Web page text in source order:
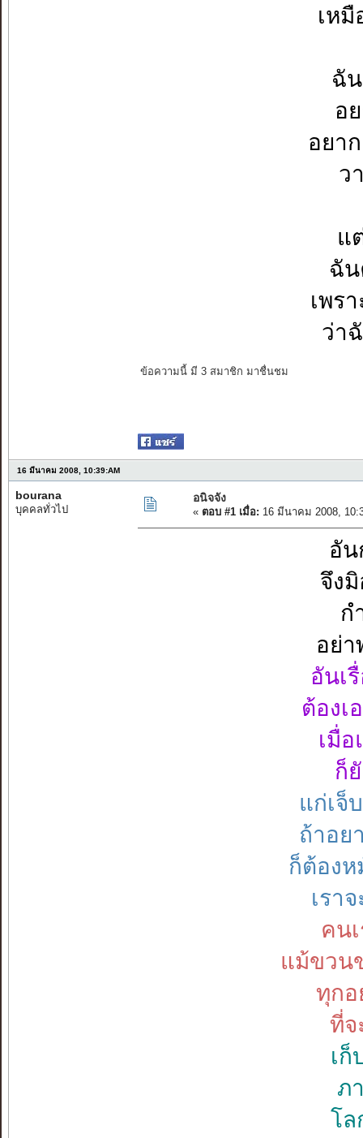
เห
ฉั
อ
อยา
ว
แ
ฉัน
เพร
ว่า
ข้อความนี้ มี 3 สมาชิก มาชื่นชม
16 มีนาคม 2008, 10:39:AM
bourana
บุคคลทั่วไป
อนิจจัง
« ตอบ #1 เมื่อ: 16 มีนาคม 2008,
อัน
จึง
ก
อย่
อันเ
ต้องเ
เมื่
ก็
แก่เจ็
ถ้าอย
ก็ต้องห
เรา
คน
แม้ขวน
ทุกอ
ที่จ
เ
ภ
โล